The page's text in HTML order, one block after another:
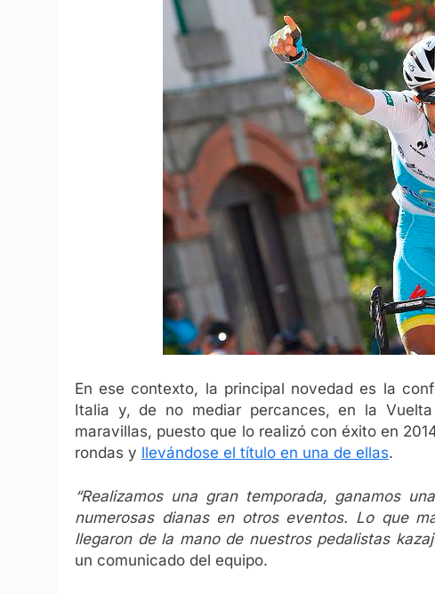
En ese contexto, la principal novedad es la
Italia y, de no mediar percances, en la
maravillas, puesto que lo realizó con éxito en
rondas y llevándose el título en una de ellas.
“Realizamos una gran temporada, ganamos
numerosas dianas en otros eventos. Lo que
llegaron de la mano de nuestros pedalistas
un comunicado del equipo.